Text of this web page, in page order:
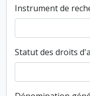
Instrument de
Statut des droits